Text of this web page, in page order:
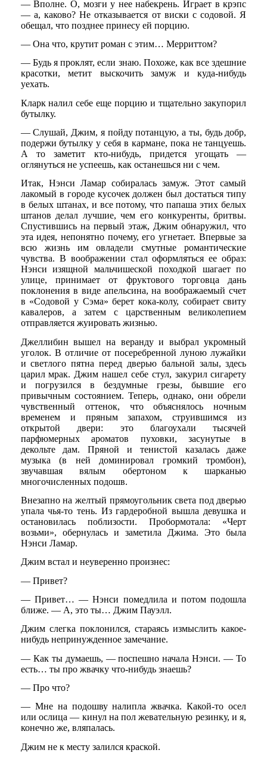
— Вполне. О, мозги у нее набекрень. Играет в крэпс
— а, каково? Не отказывается от виски с содовой. Я
обещал, что позднее принесу ей порцию.
— Она что, крутит роман с этим… Мерриттом?
— Будь я проклят, если знаю. Похоже, как все здешние
красотки, метит выскочить замуж и куда-нибудь
уехать.
Кларк налил себе еще порцию и тщательно закупорил
бутылку.
— Слушай, Джим, я пойду потанцую, а ты, будь добр,
подержи бутылку у себя в кармане, пока не танцуешь.
А то заметит кто-нибудь, придется угощать —
оглянуться не успеешь, как останешься ни с чем.
Итак, Нэнси Ламар собиралась замуж. Этот самый
лакомый в городе кусочек должен был достаться типу
в белых штанах, и все потому, что папаша этих белых
штанов делал лучшие, чем его конкуренты, бритвы.
Спустившись на первый этаж, Джим обнаружил, что
эта идея, непонятно почему, его угнетает. Впервые за
всю жизнь им овладели смутные романтические
чувства. В воображении стал оформляться ее образ:
Нэнси изящной мальчишеской походкой шагает по
улице, принимает от фруктового торговца дань
поклонения в виде апельсина, на воображаемый счет
в «Содовой у Сэма» берет кока-колу, собирает свиту
кавалеров, а затем с царственным великолепием
отправляется жуировать жизнью.
Джеллибин вышел на веранду и выбрал укромный
уголок. В отличие от посеребренной луною лужайки
и светлого пятна перед дверью бальной залы, здесь
царил мрак. Джим нашел себе стул, закурил сигарету
и погрузился в бездумные грезы, бывшие его
привычным состоянием. Теперь, однако, они обрели
чувственный оттенок, что объяснялось ночным
временем и пряным запахом, струившимся из
открытой двери: это благоухали тысячей
парфюмерных ароматов пуховки, засунутые в
декольте дам. Пряной и тенистой казалась даже
музыка (в ней доминировал громкий тромбон),
звучавшая вялым обертоном к шарканью
многочисленных подошв.
Внезапно на желтый прямоугольник света под дверью
упала чья-то тень. Из гардеробной вышла девушка и
остановилась поблизости. Пробормотала: «Черт
возьми», обернулась и заметила Джима. Это была
Нэнси Ламар.
Джим встал и неуверенно произнес:
— Привет?
— Привет… — Нэнси помедлила и потом подошла
ближе. — А, это ты… Джим Пауэлл.
Джим слегка поклонился, стараясь измыслить какое-
нибудь непринужденное замечание.
— Как ты думаешь, — поспешно начала Нэнси. — То
есть… ты про жвачку что-нибудь знаешь?
— Про что?
— Мне на подошву налипла жвачка. Какой-то осел
или ослица — кинул на пол жевательную резинку, и я,
конечно же, вляпалась.
Джим не к месту залился краской.